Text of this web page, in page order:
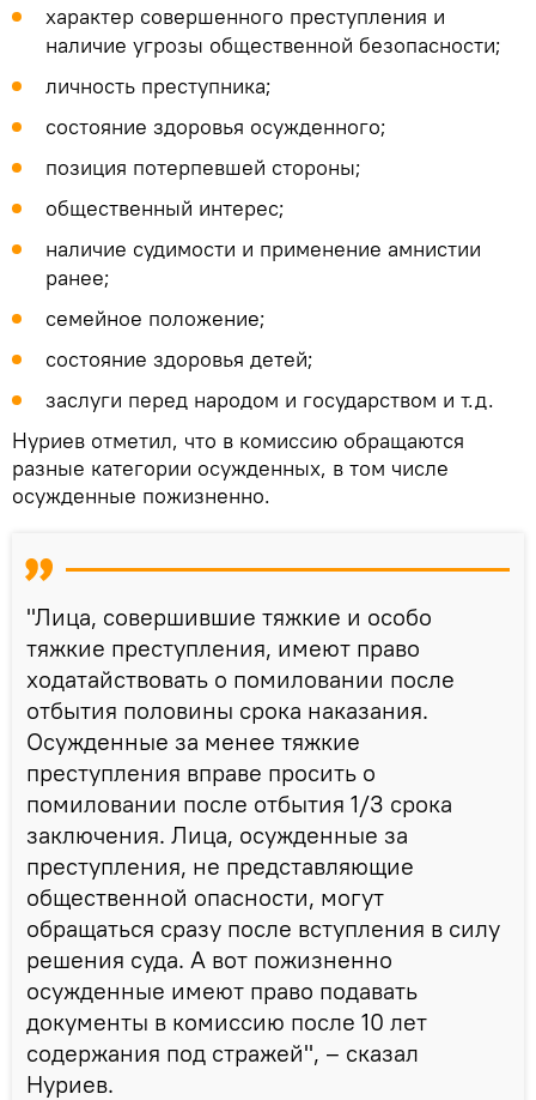
характер совершенного преступления и
наличие угрозы общественной безопасности;
личность преступника;
состояние здоровья осужденного;
позиция потерпевшей стороны;
общественный интерес;
наличие судимости и применение амнистии
ранее;
семейное положение;
состояние здоровья детей;
заслуги перед народом и государством и т.д.
Нуриев отметил, что в комиссию обращаются
разные категории осужденных, в том числе
осужденные пожизненно.
"Лица, совершившие тяжкие и особо
тяжкие преступления, имеют право
ходатайствовать о помиловании после
отбытия половины срока наказания.
Осужденные за менее тяжкие
преступления вправе просить о
помиловании после отбытия 1/3 срока
заключения. Лица, осужденные за
преступления, не представляющие
общественной опасности, могут
обращаться сразу после вступления в силу
решения суда. А вот пожизненно
осужденные имеют право подавать
документы в комиссию после 10 лет
содержания под стражей", – сказал
Нуриев.